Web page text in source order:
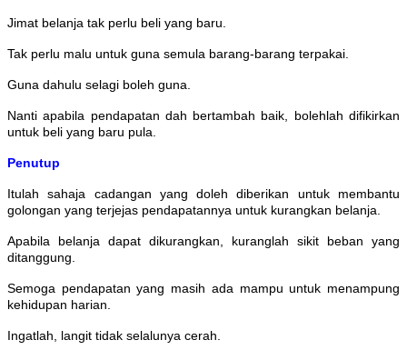
Jimat belanja tak perlu beli yang baru.
Tak perlu malu untuk guna semula barang-barang terpakai.
Guna dahulu selagi boleh guna.
Nanti apabila pendapatan dah bertambah baik, bolehlah difikirkan
untuk beli yang baru pula.
Penutup
Itulah sahaja cadangan yang doleh diberikan untuk membantu
golongan yang terjejas pendapatannya untuk kurangkan belanja.
Apabila belanja dapat dikurangkan, kuranglah sikit beban yang
ditanggung.
Semoga pendapatan yang masih ada mampu untuk menampung
kehidupan harian.
Ingatlah, langit tidak selalunya cerah.